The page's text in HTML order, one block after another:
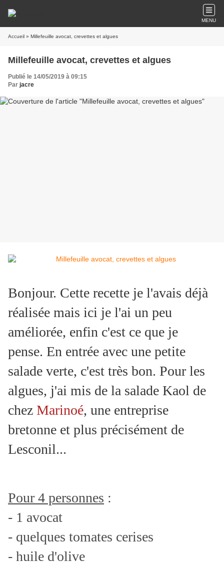
MENU
Accueil » Millefeuille avocat, crevettes et algues
Millefeuille avocat, crevettes et algues
Publié le 14/05/2019 à 09:15
Par jacre
Bonjour. Cette recette je l'avais déjà
réalisée mais ici je l'ai un peu
améliorée, enfin c'est ce que je
pense. En entrée avec une petite
salade verte, c'est très bon. Pour les
algues, j'ai mis de la salade Kaol de
chez Marinoé, une entreprise
bretonne et plus précisément de
Lesconil...
Pour 4 personnes :
- 1 avocat
- quelques tomates cerises
- huile d'olive